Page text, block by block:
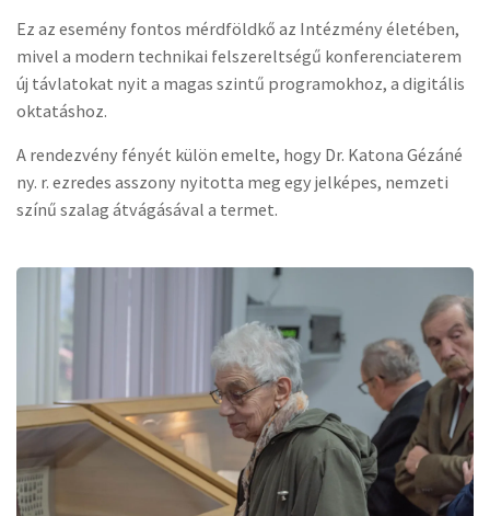
Ez az esemény fontos mérdföldkő az Intézmény életében,
mivel a modern technikai felszereltségű konferenciaterem
új távlatokat nyit a magas szintű programokhoz, a digitális
oktatáshoz.
A rendezvény fényét külön emelte, hogy Dr. Katona Gézáné
ny. r. ezredes asszony nyitotta meg egy jelképes, nemzeti
színű szalag átvágásával a termet.